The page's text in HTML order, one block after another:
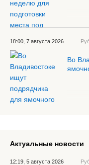
18:00, 7 августа 2026
Во
Актуальные новости
12:19, 5 августа 2026